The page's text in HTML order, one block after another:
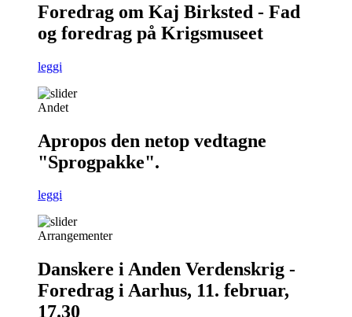
Foredrag om Kaj Birksted - Fad
og foredrag på Krigsmuseet
leggi
Andet
Apropos den netop vedtagne
"Sprogpakke".
leggi
Arrangementer
Danskere i Anden Verdenskrig -
Foredrag i Aarhus, 11. februar,
17.30